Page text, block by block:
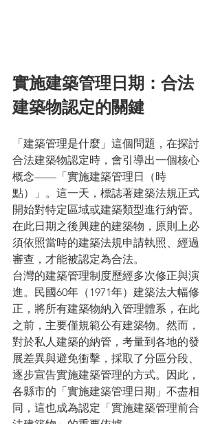
實施建築管理日期：合法
建築物認定的關鍵
「建築管理是什麼」這個問題，在探討
合法建築物認定時，會引導出一個核心
概念——「實施建築管理日（時
點）」。這一天，標誌著建築法規正式
開始對特定區域或建築類型進行納管。
在此日期之後興建的建築物，原則上必
須依照當時的建築法規申請執照、經過
審查，才能被認定為合法。
台灣的建築管理制度歷經多次修正與演
進。民國60年（1971年）建築法大幅修
正，將所有建築物納入管理體系，在此
之前，主要僅規範公有建築物。然而，
對於私人建築的納管，考量到各地的發
展差異與避免衝擊，採取了分區分段、
逐步宣告實施建築管理的方式。因此，
各縣市的「實施建築管理日期」不盡相
同，這也成為認定「實施建築管理前合